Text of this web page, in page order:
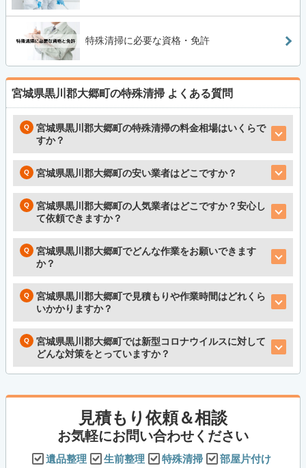
特殊清掃に必要な資格・免許
宮城県黒川郡大郷町の特殊清掃 よくある質問
宮城県黒川郡大郷町の特殊清掃の料金相場はいくらで
すか？
宮城県黒川郡大郷町の安い業者はどこですか？
宮城県黒川郡大郷町の人気業者はどこですか？安心し
て依頼できますか？
宮城県黒川郡大郷町でどんな作業をお願いできます
か？
宮城県黒川郡大郷町で見積もりや作業時間はどれくら
いかかりますか？
宮城県黒川郡大郷町では新型コロナウイルスに対して
どんな対策をとっていますか？
見積もり依頼＆相談
お気軽にお問い合わせください
遺品整理 生前整理 特殊清掃
部屋片付け